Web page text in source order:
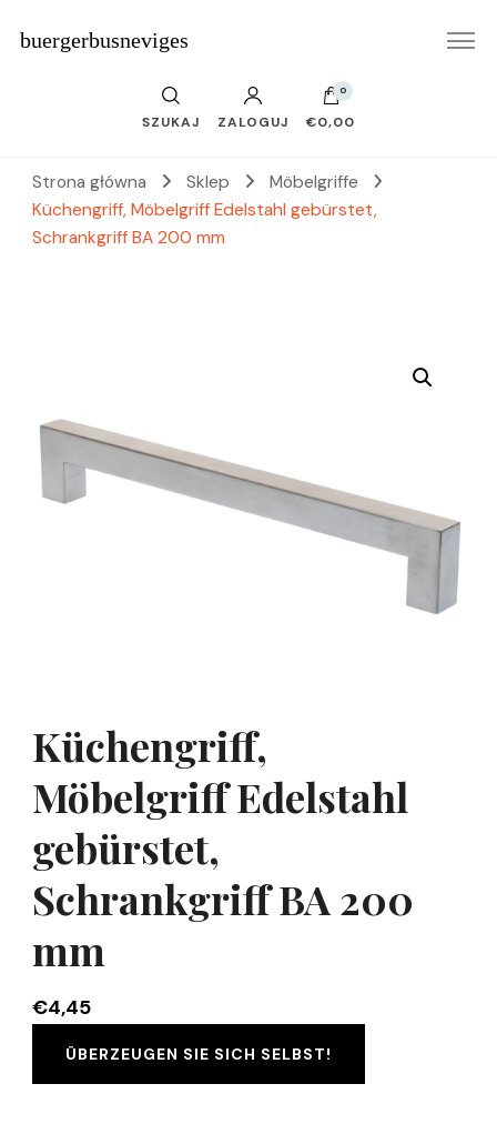
buergerbusneviges
SZUKAJ ZALOGUJ
0
€0,00
Strona główna Sklep
Möbelgriffe
Küchengriff, Möbelgriff Edelstahl gebürstet,
Schrankgriff BA 200 mm
Küchengriff,
Möbelgriff Edelstahl
gebürstet,
Schrankgriff BA 200
mm
€4,45
ÜBERZEUGEN SIE SICH SELBST!